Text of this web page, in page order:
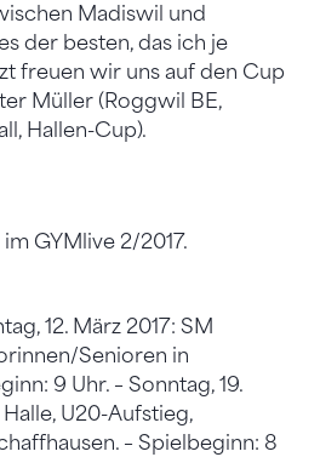
Madiswil und
der besten, das ich je
freuen wir uns auf den Cup
Müller (Roggwil BE,
Hallen-Cup).
GYMlive 2/2017.
12. März 2017: SM
Senioren in
9 Uhr. – Sonntag, 19.
U20-Aufstieg,
– Spielbeginn: 8